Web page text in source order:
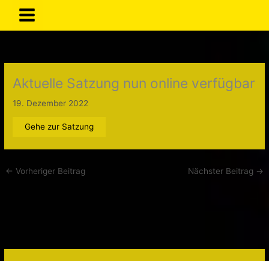
Inhalt
springen
Aktuelle Satzung nun online verfügbar
19. Dezember 2022
Gehe zur Satzung
← Vorheriger Beitrag Nächster Beitrag →